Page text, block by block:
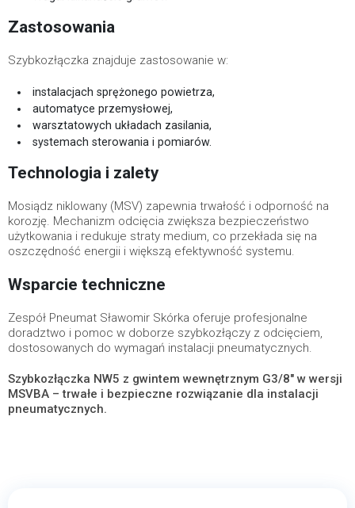
Zastosowania
Szybkozłączka znajduje zastosowanie w:
instalacjach sprężonego powietrza,
automatyce przemysłowej,
warsztatowych układach zasilania,
systemach sterowania i pomiarów.
Technologia i zalety
Mosiądz niklowany (MSV) zapewnia trwałość i odporność na
korozję. Mechanizm odcięcia zwiększa bezpieczeństwo
użytkowania i redukuje straty medium, co przekłada się na
oszczędność energii i większą efektywność systemu.
Wsparcie techniczne
Zespół Pneumat Sławomir Skórka oferuje profesjonalne
doradztwo i pomoc w doborze szybkozłączy z odcięciem,
dostosowanych do wymagań instalacji pneumatycznych.
Szybkozłączka NW5 z gwintem wewnętrznym G3/8" w wersji
MSVBA – trwałe i bezpieczne rozwiązanie dla instalacji
pneumatycznych.